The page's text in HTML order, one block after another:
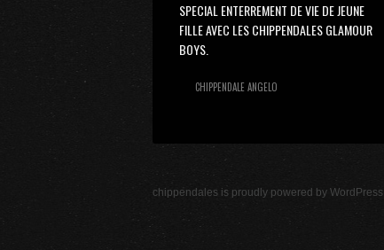
SPECIAL ENTERREMENT DE VIE DE JEUNE
FILLE AVEC LES CHIPPENDALES GLAMOUR
BOYS.
CHIPPENDALE ANGELO
chippendales is proudly powered by WordPress